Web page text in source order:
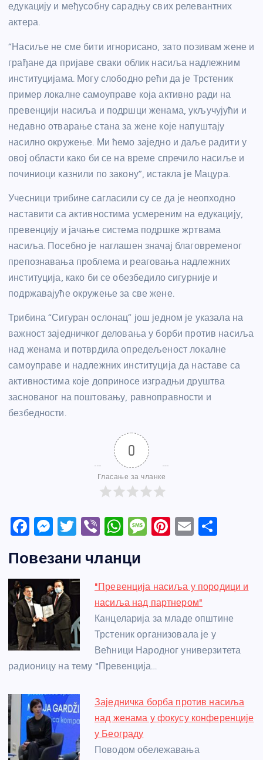
едукацију и међусобну сарадњу свих релевантних
актера.
“Насиље не сме бити игнорисано, зато позивам жене и
грађане да пријаве сваки облик насиља надлежним
институцијама. Могу слободно рећи да је Трстеник
пример локалне самоуправе која активно ради на
превенцији насиља и подршци женама, укључујући и
недавно отварање стана за жене које напуштају
насилно окружење. Ми ћемо заједно и даље радити у
овој области како би се на време спречило насиље и
починиоци казнили по закону”, истакла је Мацура.
Учесници трибине сагласили су се да је неопходно
наставити са активностима усмереним на едукацију,
превенцију и јачање система подршке жртвама
насиља. Посебно је наглашен значај благовременог
препознавања проблема и реаговања надлежних
институција, како би се обезбедило сигурније и
подржавајуће окружење за све жене.
Трибина “Сигуран ослонац” још једном је указала на
важност заједничког деловања у борби против насиља
над женама и потврдила опредељеност локалне
самоуправе и надлежних институција да наставе са
активностима које доприносе изградњи друштва
заснованог на поштовању, равноправности и
безбедности.
0
Гласање за чланке
F
c
e
b
o
o
k
M
ss
e
n
g
er
T
itt
er
Vi
er
W
at
s
A
p
p
M
a
g
e
Pi
e
st
E
e
Повезани чланци
"Превенција насиља у породици и
насиља над партнером"
Канцеларија за младе општине
Трстеник организовала је у
Већници Народног универзитета
радионицу на тему "Превенција…
Заједничка борба против насиља
над женама у фокусу конференције
у Београду
Поводом обележавања